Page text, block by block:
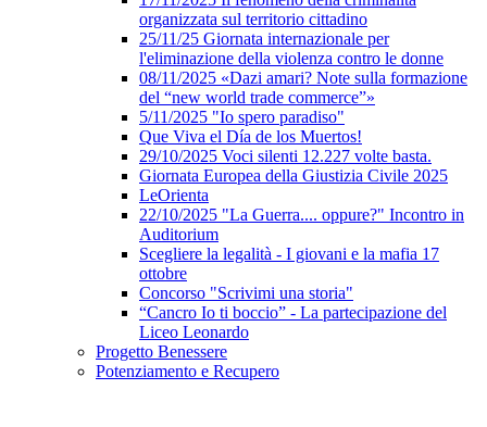
organizzata sul territorio cittadino
25/11/25 Giornata internazionale per
l'eliminazione della violenza contro le donne
08/11/2025 «Dazi amari? Note sulla formazione
del “new world trade commerce”»
5/11/2025 "Io spero paradiso"
Que Viva el Día de los Muertos!
29/10/2025 Voci silenti 12.227 volte basta.
Giornata Europea della Giustizia Civile 2025
LeOrienta
22/10/2025 "La Guerra.... oppure?" Incontro in
Auditorium
Scegliere la legalità - I giovani e la mafia 17
ottobre
Concorso "Scrivimi una storia"
“Cancro Io ti boccio” - La partecipazione del
Liceo Leonardo
Progetto Benessere
Potenziamento e Recupero